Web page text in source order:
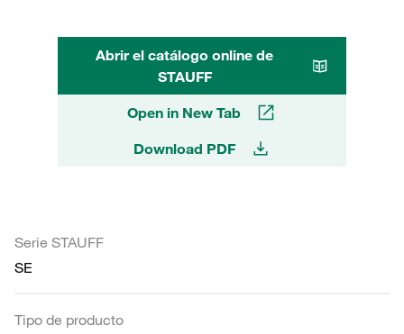
Abrir el catálogo online de
STAUFF
Open in New Tab
Download PDF
Serie STAUFF
SE
Tipo de producto